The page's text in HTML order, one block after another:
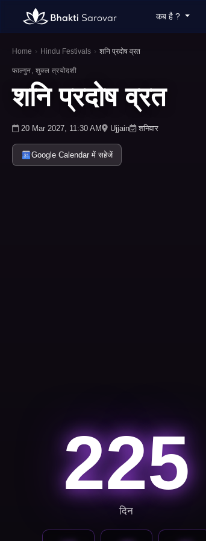
कब है ?
Home › Hindu Festivals › शनि प्रदोष व्रत
फाल्गुन, शुक्ल त्रयोदशी
शनि प्रदोष व्रत
20 Mar 2027, 11:30 AM Ujjain शनिवार
Google Calendar में सहेजें
225
दिन